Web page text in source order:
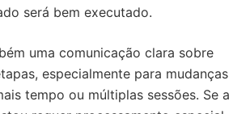
será bem executado.
uma comunicação clara sobre
especialmente para mudanças
tempo ou múltiplas sessões. Se a